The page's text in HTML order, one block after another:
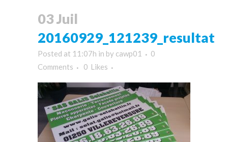
03 Juil
20160929_121239_resultat
Posted at 11:07h in by cawp01
0
Comments
0 Likes